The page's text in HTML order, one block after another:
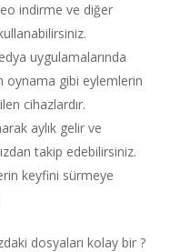
indirme ve diğer
uygulamalarında
oynama gibi eylemlerin
cihazlardır.
aylık gelir ve
takip edebilirsiniz.
keyfini sürmeye
dosyaları kolay bir ?